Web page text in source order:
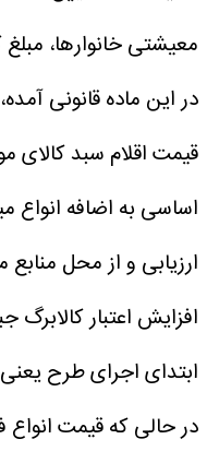
معیشتی خانوارها،
در این ماده قانونی
اساسی به اضافه
ارزیابی و از محل
افزایش اعتبار
در حالی که قیمت انواع